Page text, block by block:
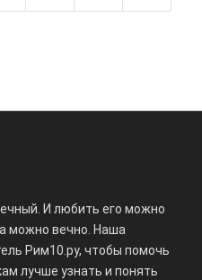
И любить его можно
можно вечно. Наша
Рим10.ру, чтобы помочь
лучше узнать и понять